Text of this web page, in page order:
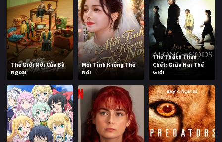
Thế Giới Mới Của Bà
Ngoại
Mối Tình Không Thể
Nói
Thử Thách Thần
Chết: Giữa Hai Thế
Giới